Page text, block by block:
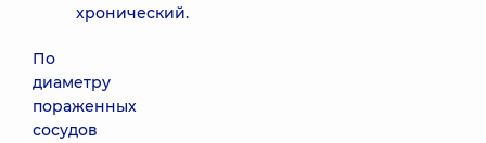
хронический.
По
диаметру
пораженных
сосудов